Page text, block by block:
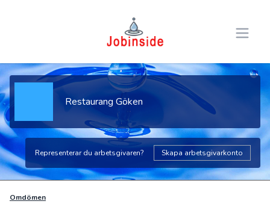
Open
Restaurang Göken
Representerar du arbetsgivaren? Skapa arbetsgivarkonto
Omdömen